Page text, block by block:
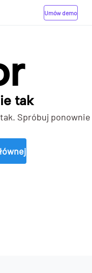
Umów demo
tak
Spróbuj ponownie